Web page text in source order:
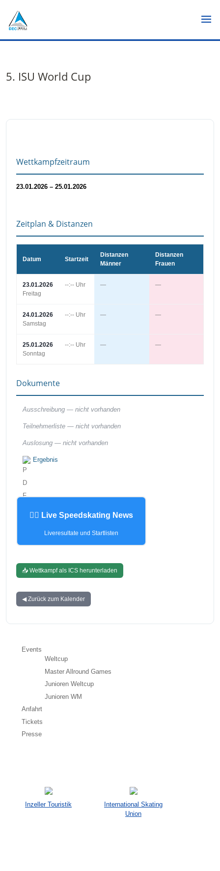
5. ISU World Cup
Wettkampfzeitraum
23.01.2026 – 25.01.2026
Zeitplan & Distanzen
Datum Startzeit
Distanzen
Männer
Distanzen
Frauen
23.01.2026
Freitag
--:-- Uhr — —
24.01.2026
Samstag
--:-- Uhr — —
25.01.2026
Sonntag
--:-- Uhr — —
Dokumente
Ausschreibung — nicht vorhanden
Teilnehmerliste — nicht vorhanden
Auslosung — nicht vorhanden
Ergebnis
🏃‍♂️ Live Speedskating News
Liveresultate und Startlisten
📥 Wettkampf als ICS herunterladen
◀ Zurück zum Kalender
Events
Weltcup
Master Allround Games
Junioren Weltcup
Junioren WM
Anfahrt
Tickets
Presse
Inzeller Touristik
International Skating
Union